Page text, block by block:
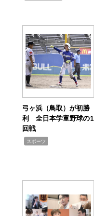
弓ヶ浜（鳥取）が初勝
利 全日本学童野球の1
回戦
スポーツ